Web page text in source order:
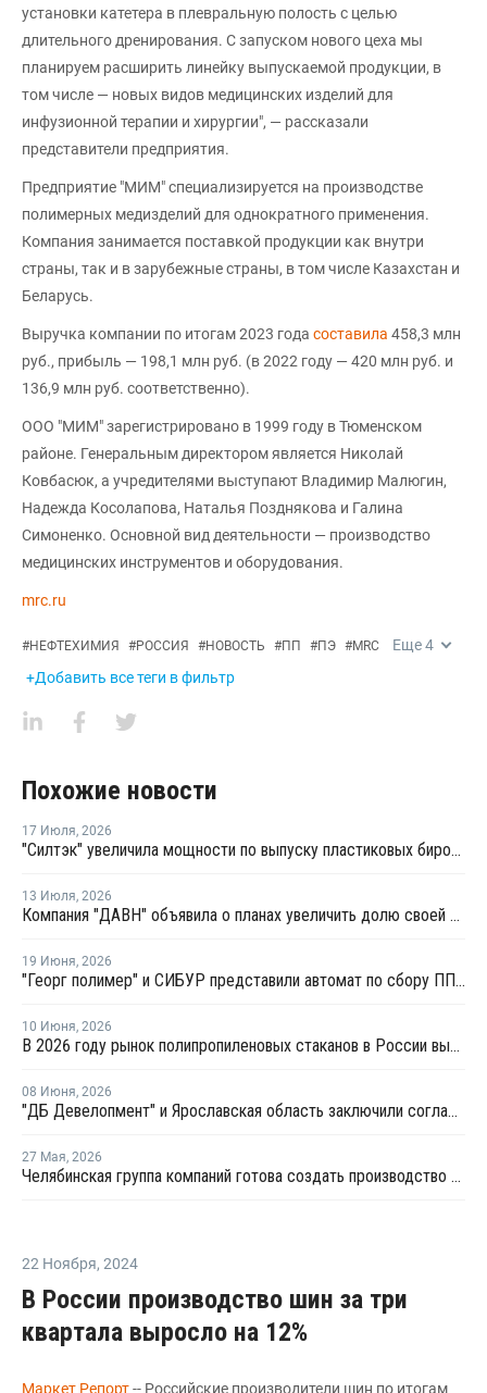
установки катетера в плевральную полость с целью
длительного дренирования. С запуском нового цеха мы
планируем расширить линейку выпускаемой продукции, в
том числе — новых видов медицинских изделий для
инфузионной терапии и хирургии", — рассказали
представители предприятия.
Предприятие "МИМ" специализируется на производстве
полимерных медизделий для однократного применения.
Компания занимается поставкой продукции как внутри
страны, так и в зарубежные страны, в том числе Казахстан и
Беларусь.
Выручка компании по итогам 2023 года составила 458,3 млн
руб., прибыль — 198,1 млн руб. (в 2022 году — 420 млн руб. и
136,9 млн руб. соответственно).
ООО "МИМ" зарегистрировано в 1999 году в Тюменском
районе. Генеральным директором является Николай
Ковбасюк, а учредителями выступают Владимир Малюгин,
Надежда Косолапова, Наталья Позднякова и Галина
Симоненко. Основной вид деятельности — производство
медицинских инструментов и оборудования.
mrc.ru
#НЕФТЕХИМИЯ #РОССИЯ #НОВОСТЬ #ПП #ПЭ #MRC Еще4
+Добавить все теги в фильтр
Похожие новости
17 Июля, 2026
"Силтэк" увеличила мощности по выпуску пластиковых бирок для животных
13 Июля, 2026
Компания "ДАВН" объявила о планах увеличить долю своей полимерной продукции в России
19 Июня, 2026
"Георг полимер" и СИБУР представили автомат по сбору ПП-тары для переработки
10 Июня, 2026
В 2026 году рынок полипропиленовых стаканов в России вырастет на 20–22%
08 Июня, 2026
"ДБ Девелопмент" и Ярославская область заключили соглашение по проекту завода полипропилена
27 Мая, 2026
Челябинская группа компаний готова создать производство компаундов для полимеров в Татарстане
22 Ноября, 2024
В России производство шин за три
квартала выросло на 12%
Маркет Репорт-- Российские производители шин по итогам